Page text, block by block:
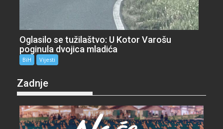
Oglasilo se tužilaštvo: U Kotor Varošu
poginula dvojica mladića
BiH Vijesti
Zadnje